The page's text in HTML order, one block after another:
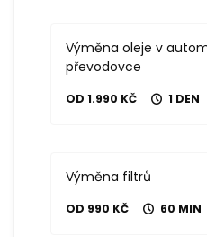
Výměna oleje v
převodovce
OD 1.990 KČ 1 DEN
Výměna filtrů
OD 990 KČ 60 MIN